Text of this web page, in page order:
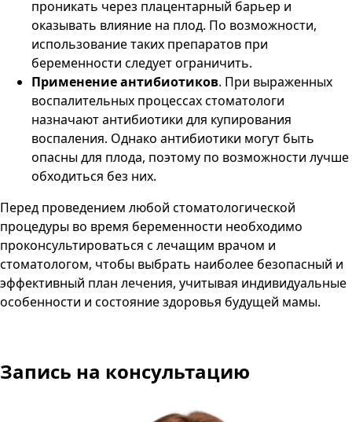
проникать через плацентарный барьер и
оказывать влияние на плод. По возможности,
использование таких препаратов при
беременности следует ограничить.
Применение антибиотиков. При выраженных
воспалительных процессах стоматологи
назначают антибиотики для купирования
воспаления. Однако антибиотики могут быть
опасны для плода, поэтому по возможности лучше
обходиться без них.
Перед проведением любой стоматологической
процедуры во время беременности необходимо
проконсультироваться с лечащим врачом и
стоматологом, чтобы выбрать наиболее безопасный и
эффективный план лечения, учитывая индивидуальные
особенности и состояние здоровья будущей мамы.
Запись на консультацию